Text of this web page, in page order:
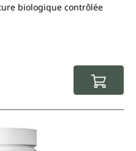
biologique contrôlée